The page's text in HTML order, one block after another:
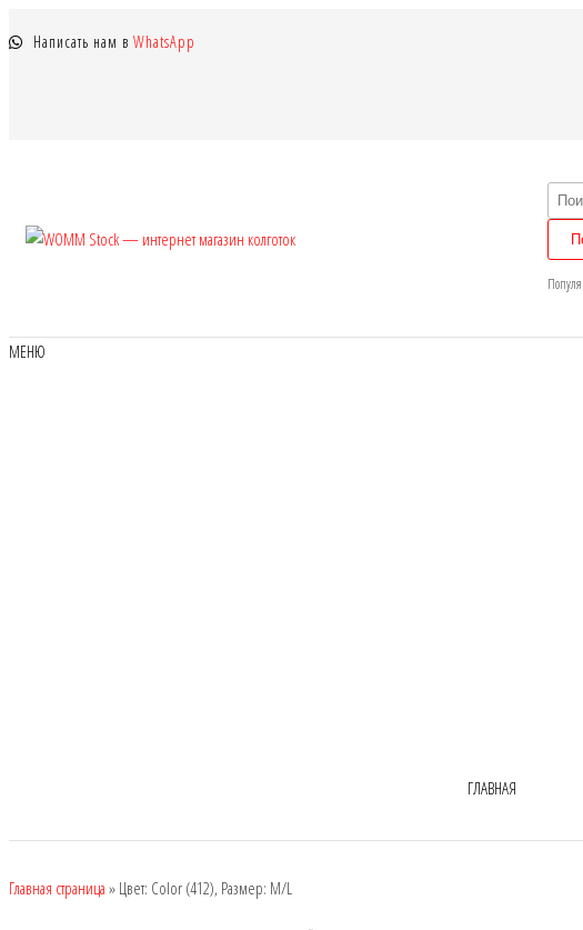
к
Написать нам в WhatsApp
магазин
чулки,
Поиск
товаров
МЕНЮ
ГЛАВНАЯ
Главная страница » Цвет: Color (412), Размер: M/L